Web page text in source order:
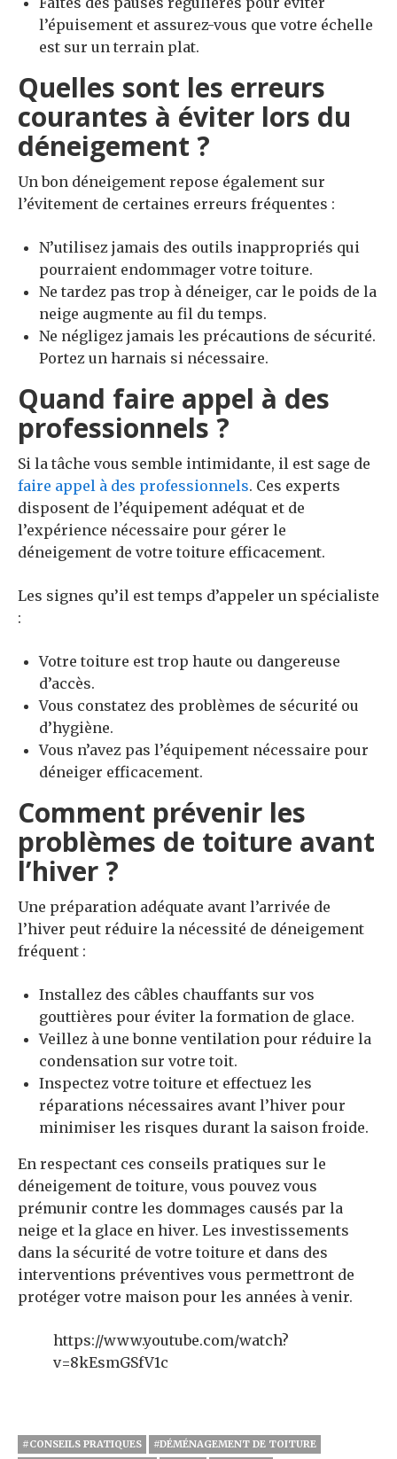
l’épuisement et assurez-vous que votre échelle
est sur un terrain plat.
Quelles sont les erreurs
courantes à éviter lors du
déneigement ?
Un bon déneigement repose également sur
l’évitement de certaines erreurs fréquentes :
N’utilisez jamais des outils inappropriés qui
pourraient endommager votre toiture.
Ne tardez pas trop à déneiger, car le poids de la
neige augmente au fil du temps.
Ne négligez jamais les précautions de sécurité.
Portez un harnais si nécessaire.
Quand faire appel à des
professionnels ?
Si la tâche vous semble intimidante, il est sage de
faire appel à des professionnels. Ces experts
disposent de l’équipement adéquat et de
l’expérience nécessaire pour gérer le
déneigement de votre toiture efficacement.
Les signes qu’il est temps d’appeler un spécialiste
:
Votre toiture est trop haute ou dangereuse
d’accès.
Vous constatez des problèmes de sécurité ou
d’hygiène.
Vous n’avez pas l’équipement nécessaire pour
déneiger efficacement.
Comment prévenir les
problèmes de toiture avant
l’hiver ?
Une préparation adéquate avant l’arrivée de
l’hiver peut réduire la nécessité de déneigement
fréquent :
Installez des câbles chauffants sur vos
gouttières pour éviter la formation de glace.
Veillez à une bonne ventilation pour réduire la
condensation sur votre toit.
Inspectez votre toiture et effectuez les
réparations nécessaires avant l’hiver pour
minimiser les risques durant la saison froide.
En respectant ces conseils pratiques sur le
déneigement de toiture, vous pouvez vous
prémunir contre les dommages causés par la
neige et la glace en hiver. Les investissements
dans la sécurité de votre toiture et dans des
interventions préventives vous permettront de
protéger votre maison pour les années à venir.
https://www.youtube.com/watch?
v=8kEsmGSfV1c
#CONSEILS PRATIQUES
#DÉMÉNAGEMENT DE TOITURE